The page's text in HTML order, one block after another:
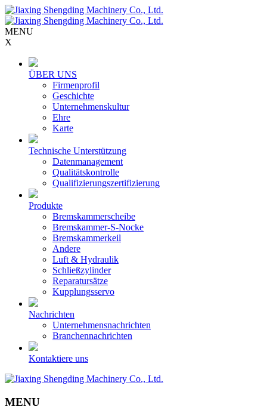
MENU
X
ÜBER UNS
Firmenprofil
Geschichte
Unternehmenskultur
Ehre
Karte
Technische Unterstützung
Datenmanagement
Qualitätskontrolle
Qualifizierungszertifizierung
Produkte
Bremskammerscheibe
Bremskammer-S-Nocke
Bremskammerkeil
Andere
Luft & Hydraulik
Schließzylinder
Reparatursätze
Kupplungsservo
Nachrichten
Unternehmensnachrichten
Branchennachrichten
Kontaktiere uns
MENU